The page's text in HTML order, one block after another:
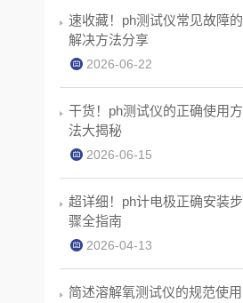
速收藏！ph测试仪常见故障的
解决方法分享
2026-06-22
干货！ph测试仪的正确使用方
法大揭秘
2026-06-15
超详细！ph计电极正确安装步
骤全指南
2026-04-13
简述溶解氧测试仪的规范使用